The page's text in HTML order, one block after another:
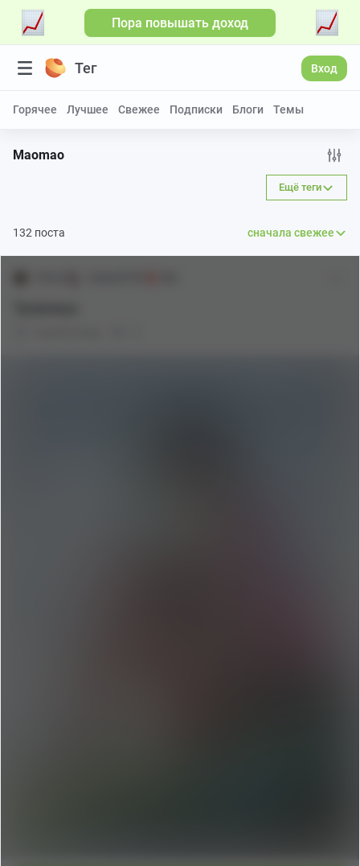
Пора повышать доход
Тег Вход
Горячее Лучшее Свежее Подписки Блоги Темы
Maomao
Ещё теги
132 поста сначала свежее
Больше видео